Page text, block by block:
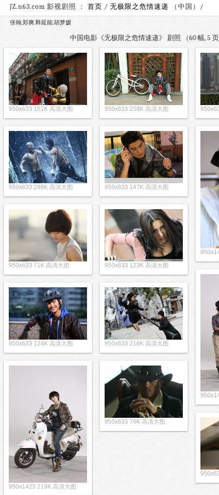
JZ.n63.com 影视剧照 ： 首页 / 无极限之危情速递 （中
张翰.郑爽.释延能.胡梦媛
中国电影《无极限之危情速递》 剧照 （60 幅,
950x633 151K 高清大图 950x633 258K 高清大图
950x633 298K 高清大图 950x633 147K 高清大图
950x633 71K 高清大图
950x633 123K 高清大图
950x633 124K 高清大图 950x633 216K 高清大图
950x1425 219K 高清大图
950x633 76K 高清大图